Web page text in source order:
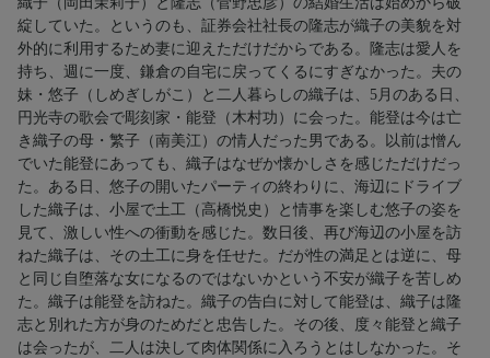
綻していた。というのも、証券会社社長の隆志が織子の美貌を対
外的に利用するため妻に迎えただけだからである。隆志は愛人を
持ち、週に一度、鎌倉の自宅に戻ってくるにすぎなかった。夫の
妹・悠子（しめぎしがこ）と二人暮らしの織子は、5月のある日、
円光寺の歌会で彫刻家・能登（木村功）に会った。能登は今は亡
き織子の母・繁子（南美江）の情人だった男である。以前は憎ん
でいた能登にあっても、織子はなぜか懐かしさを感じただけだっ
た。ある日、悠子の開いたパーティの終わりに、海辺にドライブ
した織子は、小屋で土工（高橋悦史）と情事を楽しむ悠子の姿を
見て、激しい性への衝動を感じた。数日後、再び海辺の小屋を訪
ねた織子は、その土工に身を任せた。だが性の満足とは逆に、母
と同じ自堕落な女になるのではないかという不安が織子を苦しめ
た。織子は能登を訪ねた。織子の告白に対して能登は、織子は隆
志と別れた方が身のためだと忠告した。その後、度々能登と織子
は会ったが、二人は決して肉体関係に入ろうとはしなかった。そ